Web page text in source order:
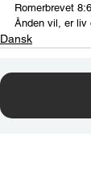
Romerbrevet
Ånden vil, er liv
Dansk